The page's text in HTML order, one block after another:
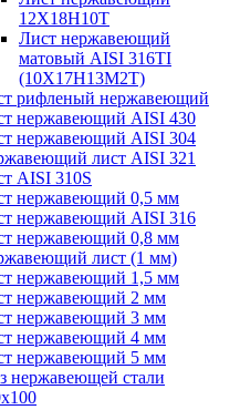
12X18H10T
Лист нержавеющий
матовый AISI 316TI
(10Х17Н13М2Т)
рифленый нержавеющий
нержавеющий AISI 430
нержавеющий AISI 304
лист AISI 321
AISI 310S
нержавеющий 0,5 мм
нержавеющий AISI 316
нержавеющий 0,8 мм
лист (1 мм)
нержавеющий 1,5 мм
нержавеющий 2 мм
нержавеющий 3 мм
нержавеющий 4 мм
нержавеющий 5 мм
нержавеющей стали